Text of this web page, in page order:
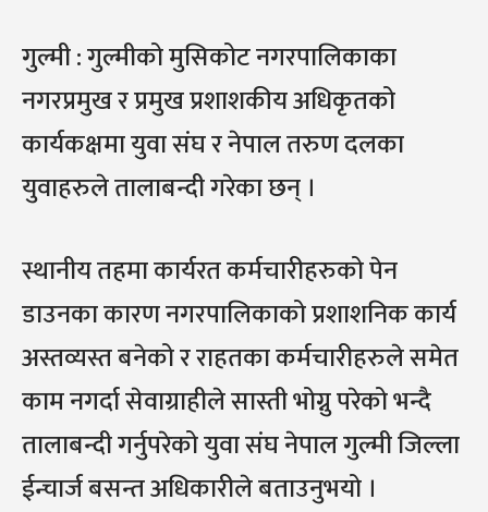
गुल्मी : गुल्मीको मुसिकोट नगरपालिकाका
नगरप्रमुख र प्रमुख प्रशाशकीय अधिकृतको
कार्यकक्षमा युवा संघ र नेपाल तरुण दलका
युवाहरुले तालाबन्दी गरेका छन् ।
स्थानीय तहमा कार्यरत कर्मचारीहरुको पेन
डाउनका कारण नगरपालिकाको प्रशाशनिक कार्य
अस्तव्यस्त बनेको र राहतका कर्मचारीहरुले समेत
काम नगर्दा सेवाग्राहीले सास्ती भोग्नु परेको भन्दै
तालाबन्दी गर्नुपरेको युवा संघ नेपाल गुल्मी जिल्ला
ईन्चार्ज बसन्त अधिकारीले बताउनुभयो ।